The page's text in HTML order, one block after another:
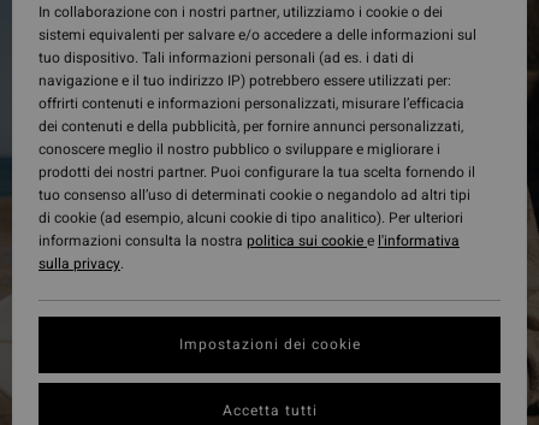
In collaborazione con i nostri partner, utilizziamo i cookie o dei
sistemi equivalenti per salvare e/o accedere a delle informazioni sul
tuo dispositivo. Tali informazioni personali (ad es. i dati di
navigazione e il tuo indirizzo IP) potrebbero essere utilizzati per:
offrirti contenuti e informazioni personalizzati, misurare l’efficacia
dei contenuti e della pubblicità, per fornire annunci personalizzati,
conoscere meglio il nostro pubblico o sviluppare e migliorare i
prodotti dei nostri partner. Puoi configurare la tua scelta fornendo il
tuo consenso all’uso di determinati cookie o negandolo ad altri tipi
di cookie (ad esempio, alcuni cookie di tipo analitico). Per ulteriori
informazioni consulta la nostra politica sui cookiee l'informativa
sulla privacy.
Impostazioni dei cookie
Accetta tutti